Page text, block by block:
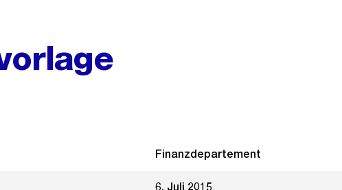
Finanzdepartement
6. Juli 2015